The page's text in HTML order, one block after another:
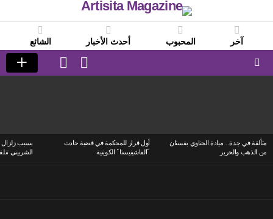
آخر المحبوب أحدث الأخبار الشائع
SWITCH
SKIN
LOGIN
متألقة في جدة.. ميادة الحناوي بفستان
من الذهب والحرير
أول قرار للمحكمة في قضية حادث
“الفاشينيستا” الكويتية
بسبب زلزال
الشربيني